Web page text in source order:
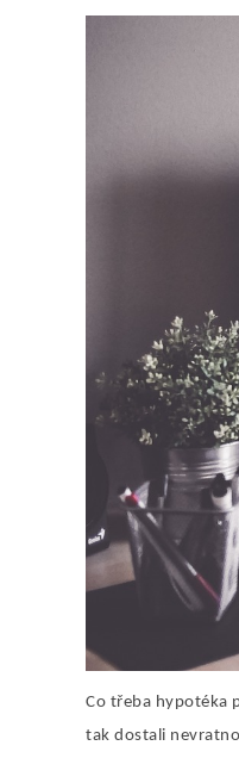
Co třeba hypotéka
tak dostali